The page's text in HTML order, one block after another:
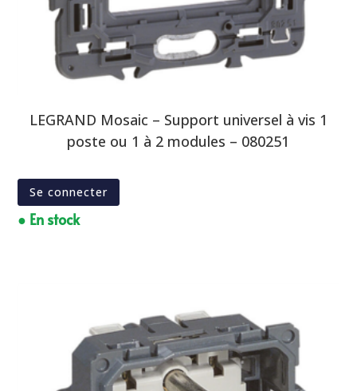
LEGRAND Mosaic – Support universel à vis 1
poste ou 1 à 2 modules – 080251
Se connecter
● En stock